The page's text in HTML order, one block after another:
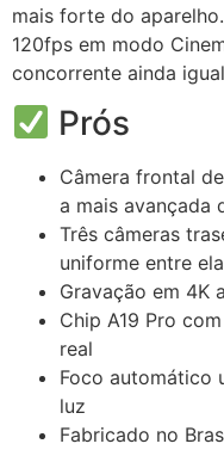
mais forte do
120fps em modo
concorrente ainda
Prós
Câmera frontal
a mais avançada
Três câmeras
uniforme entre
Gravação em 4K
Chip A19 Pro
real
Foco automático
luz
Fabricado no